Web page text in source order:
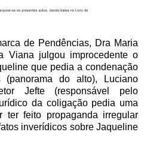
de Pendências, Dra Maria
Viana julgou improcedente o
que pedia a condenação
do alto), Luciano
Jefte (responsável pelo
da coligação pedia uma
ter feito propaganda irregular
inverídicos sobre Jaqueline